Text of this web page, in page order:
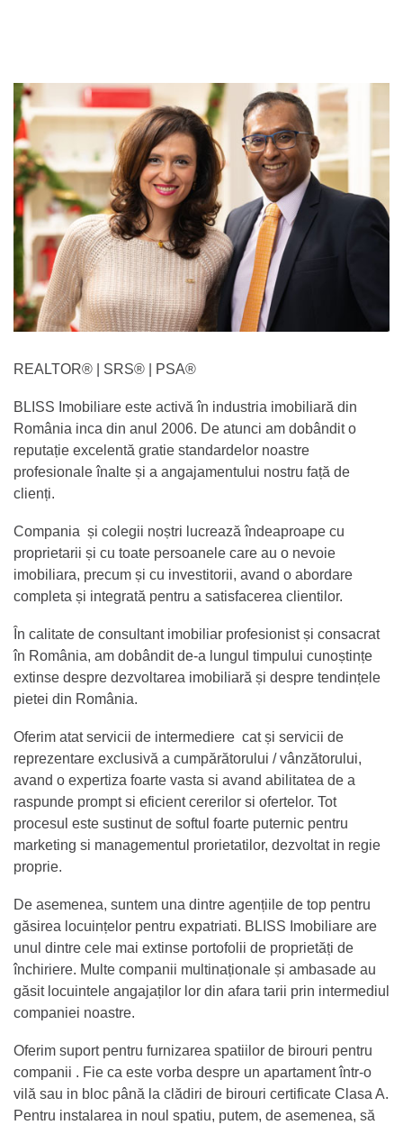
REALTOR®️ | SRS®️ | PSA®️
BLISS Imobiliare este activă în industria imobiliară din
România inca din anul 2006. De atunci am dobândit o
reputație excelentă gratie standardelor noastre
profesionale înalte și a angajamentului nostru față de
clienți.
Compania și colegii noștri lucrează îndeaproape cu
proprietarii și cu toate persoanele care au o nevoie
imobiliara, precum și cu investitorii, avand o abordare
completa și integrată pentru a satisfacerea clientilor.
În calitate de consultant imobiliar profesionist și consacrat
în România, am dobândit de-a lungul timpului cunoștințe
extinse despre dezvoltarea imobiliară și despre tendințele
pietei din România.
Oferim atat servicii de intermediere cat și servicii de
reprezentare exclusivă a cumpărătorului / vânzătorului,
avand o expertiza foarte vasta si avand abilitatea de a
raspunde prompt si eficient cererilor si ofertelor. Tot
procesul este sustinut de softul foarte puternic pentru
marketing si managementul prorietatilor, dezvoltat in regie
proprie.
De asemenea, suntem una dintre agențiile de top pentru
găsirea locuințelor pentru expatriati. BLISS Imobiliare are
unul dintre cele mai extinse portofolii de proprietăți de
închiriere. Multe companii multinaționale și ambasade au
găsit locuintele angajaților lor din afara tarii prin intermediul
companiei noastre.
Oferim suport pentru furnizarea spatiilor de birouri pentru
companii . Fie ca este vorba despre un apartament într-o
vilă sau in bloc până la clădiri de birouri certificate Clasa A.
Pentru instalarea in noul spatiu, putem, de asemenea, să